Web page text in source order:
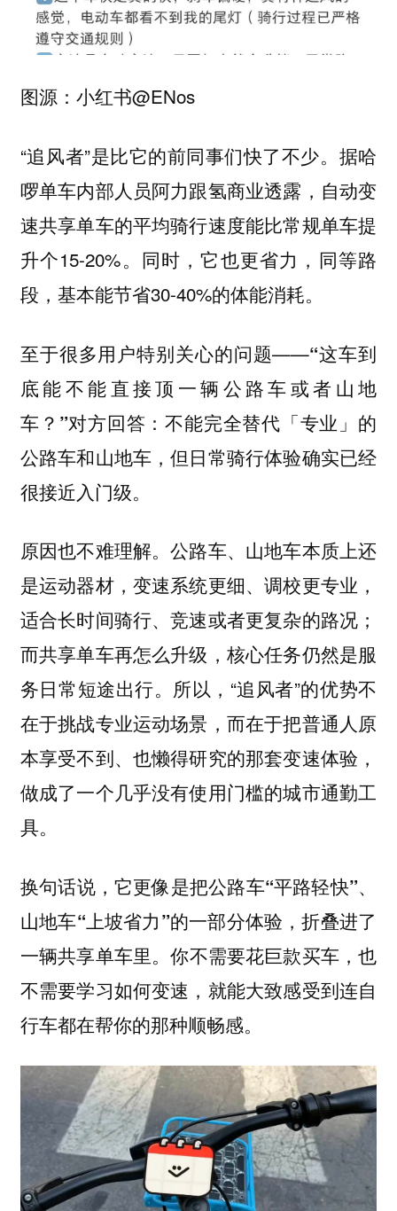
图源：小红书@ENos
“追风者”是比它的前同事们快了不少。据哈
啰单车内部人员阿力跟氢商业透露，自动变
速共享单车的平均骑行速度能比常规单车提
升个15-20%。同时，它也更省力，同等路
段，基本能节省30-40%的体能消耗。
至于很多用户特别关心的问题——“这车到
底能不能直接顶一辆公路车或者山地
车？”对方回答：不能完全替代「专业」的
公路车和山地车，但日常骑行体验确实已经
很接近入门级。
原因也不难理解。公路车、山地车本质上还
是运动器材，变速系统更细、调校更专业，
适合长时间骑行、竞速或者更复杂的路况；
而共享单车再怎么升级，核心任务仍然是服
务日常短途出行。所以，“追风者”的优势不
在于挑战专业运动场景，而在于把普通人原
本享受不到、也懒得研究的那套变速体验，
做成了一个几乎没有使用门槛的城市通勤工
具。
换句话说，它更像是把公路车“平路轻快”、
山地车“上坡省力”的一部分体验，折叠进了
一辆共享单车里。你不需要花巨款买车，也
不需要学习如何变速，就能大致感受到连自
行车都在帮你的那种顺畅感。